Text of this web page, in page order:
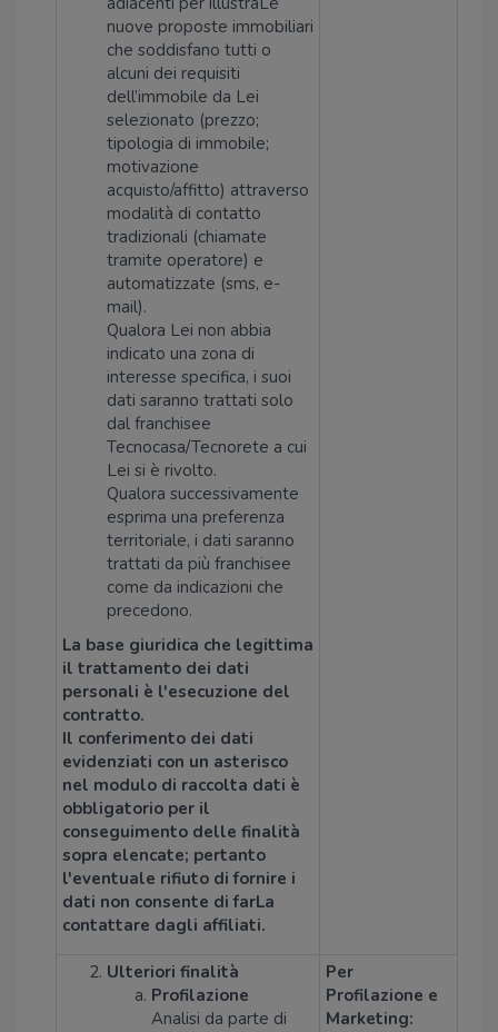
nuove proposte immobiliari
che soddisfano tutti o
alcuni dei requisiti
dell’immobile da Lei
selezionato (prezzo;
tipologia di immobile;
motivazione
acquisto/affitto) attraverso
modalità di contatto
tradizionali (chiamate
tramite operatore) e
automatizzate (sms, e-
mail).
Qualora Lei non abbia
indicato una zona di
interesse specifica, i suoi
dati saranno trattati solo
dal franchisee
Tecnocasa/Tecnorete a cui
Lei si è rivolto.
Qualora successivamente
esprima una preferenza
territoriale, i dati saranno
trattati da più franchisee
come da indicazioni che
precedono.
La base giuridica che legittima
il trattamento dei dati
personali è l'esecuzione del
contratto.
Il conferimento dei dati
evidenziati con un asterisco
nel modulo di raccolta dati è
obbligatorio per il
conseguimento delle finalità
sopra elencate; pertanto
l'eventuale rifiuto di fornire i
dati non consente di farLa
contattare dagli affiliati.
Ulteriori finalità
Profilazione
Analisi da parte di
Per
Profilazione e
Marketing: